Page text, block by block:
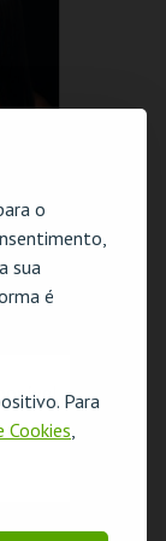
o
sua
é
Para
Cookies